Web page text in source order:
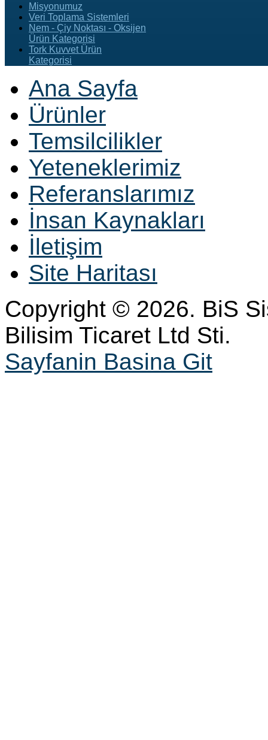
Misyonumuz
Veri Toplama Sistemleri
Nem - Çiy Noktası - Oksijen
Ürün Kategorisi
Tork Kuvvet Ürün
Kategorisi
Ana Sayfa
Ürünler
Temsilcilikler
Yeteneklerimiz
Referanslarımız
İnsan Kaynakları
İletişim
Site Haritası
Copyright © 2026. BiS
Bilisim Ticaret Ltd Sti.
Sayfanin Basina Git